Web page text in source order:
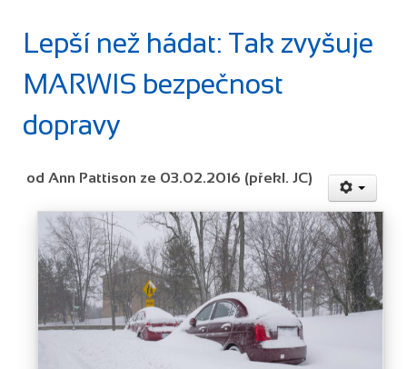
Lepší než hádat: Tak zvyšuje
MARWIS bezpečnost
dopravy
od Ann Pattison ze 03.02.2016 (překl. JC)